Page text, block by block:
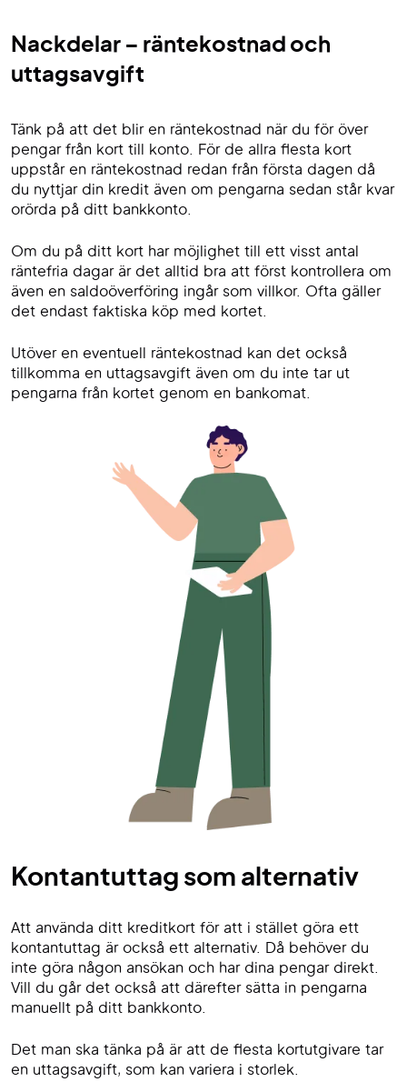
Nackdelar – räntekostnad och
uttagsavgift
Tänk på att det blir en räntekostnad när du för över
pengar från kort till konto. För de allra flesta kort
uppstår en räntekostnad redan från första dagen då
du nyttjar din kredit även om pengarna sedan står kvar
orörda på ditt bankkonto.
Om du på ditt kort har möjlighet till ett visst antal
räntefria dagar är det alltid bra att först kontrollera om
även en saldoöverföring ingår som villkor. Ofta gäller
det endast faktiska köp med kortet.
Utöver en eventuell räntekostnad kan det också
tillkomma en uttagsavgift även om du inte tar ut
pengarna från kortet genom en bankomat.
Kontantuttag som alternativ
Att använda ditt kreditkort för att i stället göra ett
kontantuttag är också ett alternativ. Då behöver du
inte göra någon ansökan och har dina pengar direkt.
Vill du går det också att därefter sätta in pengarna
manuellt på ditt bankkonto.
Det man ska tänka på är att de flesta kortutgivare tar
en uttagsavgift, som kan variera i storlek.